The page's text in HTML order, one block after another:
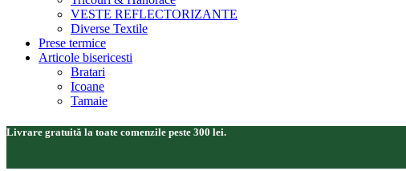
VESTE REFLECTORIZANTE
Diverse Textile
Prese termice
Articole bisericesti
Bratari
Icoane
Tamaie
Livrare gratuită la toate comenzile peste 300 lei.